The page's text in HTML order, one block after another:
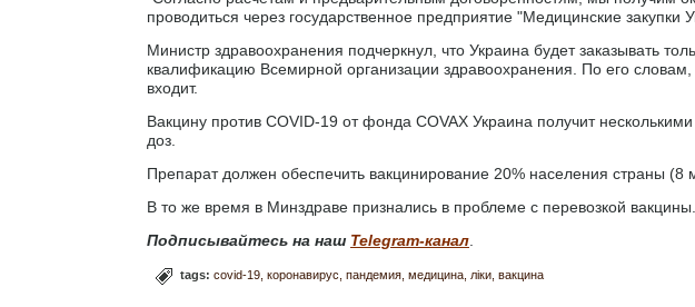
проводиться через государственное предприятие "Медицинские закупки
Министр здравоохранения подчеркнул, что Украина будет заказывать
квалификацию Всемирной организации здравоохранения. По его словам,
входит.
Вакцину против COVID-19 от фонда COVAX Украина получит
доз.
Препарат должен обеспечить вакцинирование 20% населения страны (8
В то же время в Минздраве признались в проблеме с перевозкой вакцины.
Подписывайтесь на наш Telegram-канал
tags: covid-19 коронавирус пандемия медицина ліки вакцина